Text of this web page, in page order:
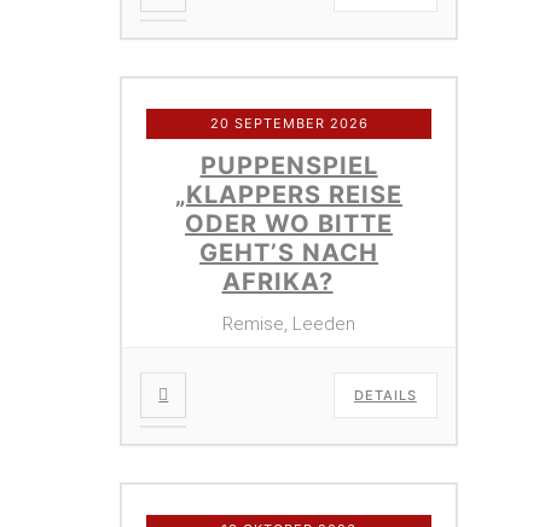
20 SEPTEMBER 2026
PUPPENSPIEL
„KLAPPERS REISE
ODER WO BITTE
GEHT’S NACH
AFRIKA?
Remise, Leeden
DETAILS